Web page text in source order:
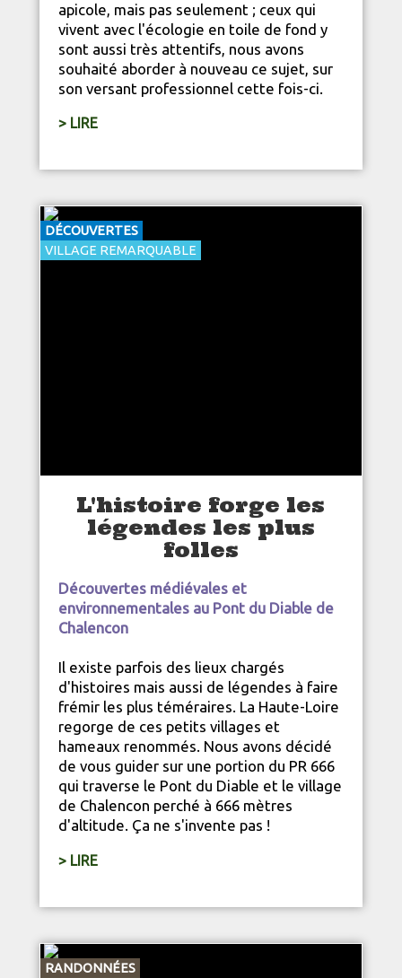
apicole, mais pas seulement ; ceux qui
vivent avec l'écologie en toile de fond y
sont aussi très attentifs, nous avons
souhaité aborder à nouveau ce sujet, sur
son versant professionnel cette fois-ci.
> LIRE
DÉCOUVERTES
VILLAGE REMARQUABLE
L'histoire forge les
légendes les plus
folles
Découvertes médiévales et
environnementales au Pont du Diable de
Chalencon
Il existe parfois des lieux chargés
d'histoires mais aussi de légendes à faire
frémir les plus téméraires. La Haute-Loire
regorge de ces petits villages et
hameaux renommés. Nous avons décidé
de vous guider sur une portion du PR 666
qui traverse le Pont du Diable et le village
de Chalencon perché à 666 mètres
d'altitude. Ça ne s'invente pas !
> LIRE
RANDONNÉES